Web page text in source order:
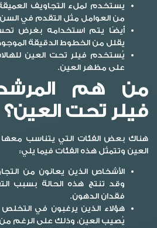
يستخدم لملء التجاويف
من العوامل مثل التقدم في
أيضًا يتم استخدامه بغرض
يقلل من الخطوط الدقيقة
يُستخدم فيلر تحت العين
على مظهر العين.
من هم
فيلر تحت العين؟
هناك بعض الفئات التي يتناسب معها
العين وتتمثل هذه الفئات فيما يلي:
الأشخاص الذين يعانون من
وقد تنتج هذه الحالة بسبب
فقدان الدهون.
هؤلاء الذين يرغبون في التخلص
يُصيب العين، وذلك على الرغم